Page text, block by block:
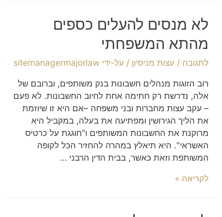
לא מנסים להעלים כספים
מהתא המשפחתי
לתגובה / עצות מניסיון / על-ידי sitemanagermajorlaw
רוב הזוגות מנהלים חשבונות בנק משותפים, וברובם של
אלה, נדרשת רק חתימה אחת לחיוב החשבונות. לא פעם
– עקב עצות מחברות ובני משפחה –אם היא זו שיוזמת
את הליך הגירושין ומפתיעה את בעלה, במקביל היא
מרוקנת את החשבונות המשותפים ו"חוגגת על כרטיס
האשראי". היא תיאלץ במהרה להחזיר הכל לקופה
המשותפת וזאת כאשר, בבית הדין הרבני …
לקריאה »